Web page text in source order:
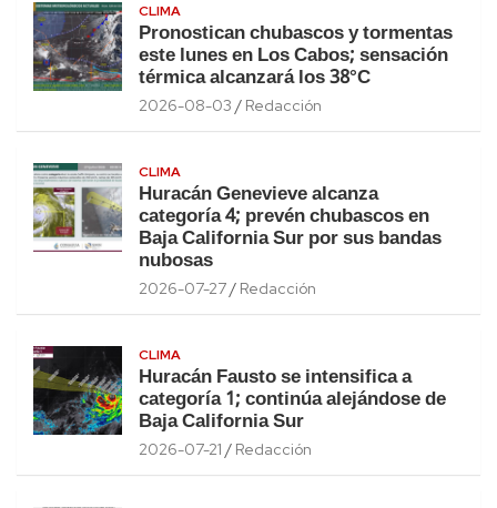
CLIMA
Pronostican chubascos y tormentas
este lunes en Los Cabos; sensación
térmica alcanzará los 38°C
2026-08-03 Redacción
CLIMA
Huracán Genevieve alcanza
categoría 4; prevén chubascos en
Baja California Sur por sus bandas
nubosas
2026-07-27 Redacción
CLIMA
Huracán Fausto se intensifica a
categoría 1; continúa alejándose de
Baja California Sur
2026-07-21 Redacción